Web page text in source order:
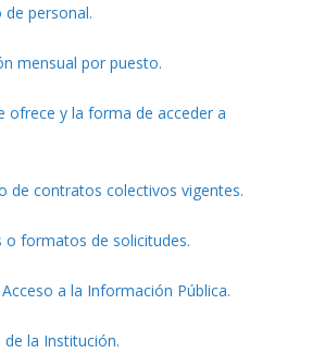
personal.
mensual por puesto.
ofrece y la forma de acceder a
de contratos colectivos vigentes.
o formatos de solicitudes.
a la Información Pública.
la Institución.